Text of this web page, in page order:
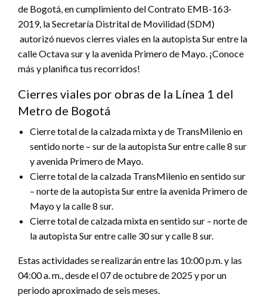
de Bogotá, en cumplimiento del Contrato EMB-163-
2019, la Secretaría Distrital de Movilidad (SDM)
autorizó nuevos cierres viales en la autopista Sur entre la
calle Octava sur y la avenida Primero de Mayo. ¡Conoce
más y planifica tus recorridos!
Cierres viales por obras de la Línea 1 del
Metro de Bogotá
Cierre total de la calzada mixta y de TransMilenio en
sentido norte – sur de la autopista Sur entre calle 8 sur
y avenida Primero de Mayo.
Cierre total de la calzada TransMilenio en sentido sur
– norte de la autopista Sur entre la avenida Primero de
Mayo y la calle 8 sur.
Cierre total de calzada mixta en sentido sur – norte de
la autopista Sur entre calle 30 sur y calle 8 sur.
Estas actividades se realizarán entre las 10:00 p.m. y las
04:00 a. m., desde el 07 de octubre de 2025 y por un
periodo aproximado de seis meses.